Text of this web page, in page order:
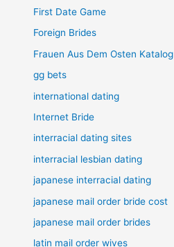
First Date Game
Foreign Brides
Frauen Aus Dem Osten Katalog
gg bets
international dating
Internet Bride
interracial dating sites
interracial lesbian dating
japanese interracial dating
japanese mail order bride cost
japanese mail order brides
latin mail order wives